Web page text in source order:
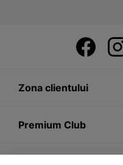
Zona clientului
Premium Club